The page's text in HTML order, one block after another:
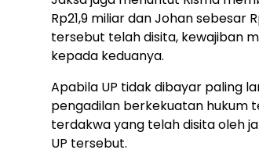
Rp21,9 miliar dan Johan sebesar
tersebut telah disita, kewajiban
kepada keduanya.
Apabila UP tidak dibayar paling
pengadilan berkekuatan hukum
terdakwa yang telah disita oleh
UP tersebut.